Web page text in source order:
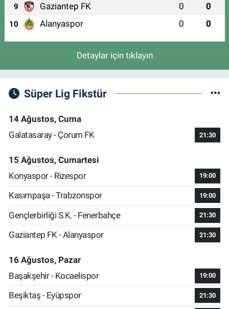
9 Gaziantep FK 0 0
10 Alanyaspor 0 0
Detaylar için tıklayın
Süper Lig Fikstür
14 Ağustos, Cuma
Galatasaray - Çorum FK
21:30
15 Ağustos, Cumartesi
Konyaspor - Rizespor
19:00
Kasımpaşa - Trabzonspor 19:00
Gençlerbirliği S.K. - Fenerbahçe 21:30
Gaziantep FK - Alanyaspor 21:30
16 Ağustos, Pazar
Başakşehir - Kocaelispor
19:00
Beşiktaş - Eyüpspor 21:30